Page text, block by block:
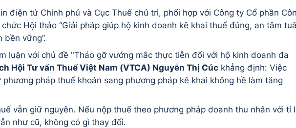
điện tử Chính phủ và Cục Thuế chủ trì, phối hợp với Công ty Cổ phần
Hội thảo “Giải pháp giúp hộ kinh doanh kê khai thuế đúng, an tâm
bền vững”.
luận với chủ đề "Tháo gỡ vướng mắc thực tiễn đối với hộ kinh doanh đa
Hội Tư vấn Thuế Việt Nam (VTCA) Nguyễn Thị Cúc khẳng định: Việc
pháp thuế khoán sang phương pháp kê khai không hề làm tăng
vẫn giữ nguyên. Nếu nộp thuế theo phương pháp doanh thu nhân với tỉ
như cũ, không có gì thay đổi.